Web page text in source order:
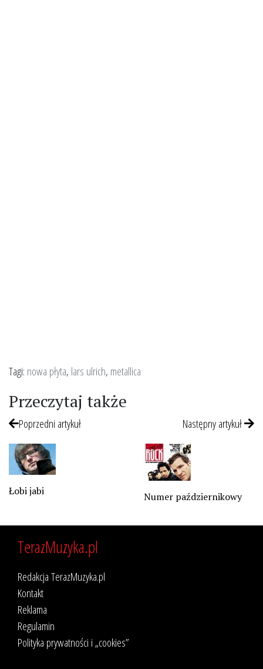
Tagi: nowa płyta, lars ulrich, metallica
Przeczytaj także
Poprzedni artykuł
Łobi jabi
Następny artykuł
Numer październikowy
TerazMuzyka.pl
Redakcja TerazMuzyka.pl
Kontakt
Reklama
Regulamin
Polityka prywatności i „cookies”